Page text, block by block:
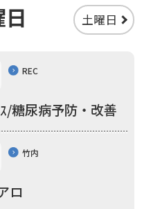
土曜日
REC
/糖尿病予防・改善
竹内
ロ
foreigners